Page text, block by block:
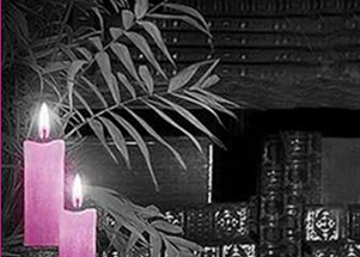
Skip
to
content